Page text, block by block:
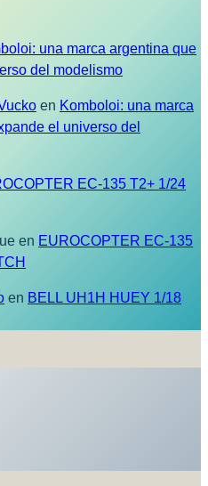
una marca argentina que
del modelismo
en Komboloi: una marca
el universo del
EC-135 T2+ 1/24
en EUROCOPTER EC-135
en BELL UH1H HUEY 1/18